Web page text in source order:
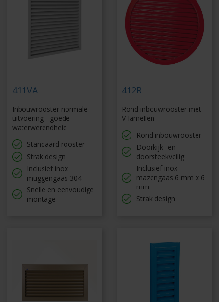
411VA
Inbouwrooster normale
uitvoering - goede
waterwerendheid
Standaard rooster
Strak design
Inclusief inox
muggengaas 304
Snelle en eenvoudige
montage
412R
Rond inbouwrooster met
V-lamellen
Rond inbouwrooster
Doorkijk- en
doorsteekveilig
Inclusief inox
mazengaas 6 mm x 6
mm
Strak design